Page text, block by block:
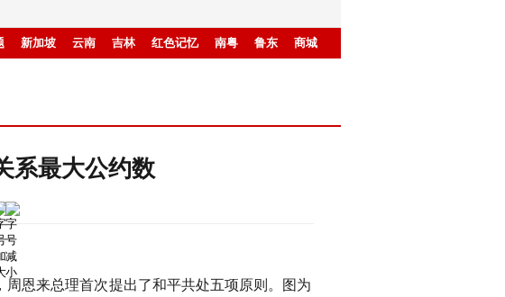
新加坡 云南 吉林 红色记忆 南粤 鲁东 商城
系最大公约数
恩来总理首次提出了和平共处五项原则。图为